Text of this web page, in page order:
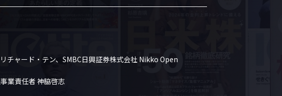
ャード・テン、SMBC日興証券株式会社 Nikko Open
業責任者 神脇啓志